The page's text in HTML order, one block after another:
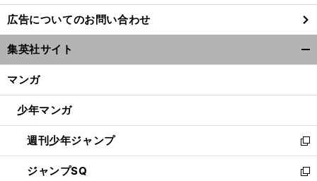
し
い
ウ
ィ
ン
ウ
開
く
広告についてのお問い合わせ
集英社サイト
マンガ
少年マンガ
週刊少年ジャンプ
新
し
い
ジャンプSQ
新